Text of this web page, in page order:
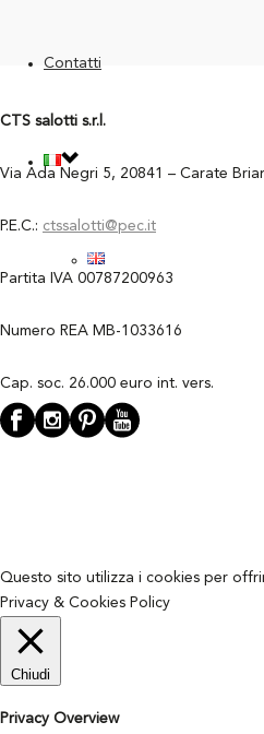
Contatti
CTS salotti s.r.l.
Via Ada Negri 5, 20841 – Carate
P.E.C.: ctssalotti@pec.it
Partita IVA 00787200963
Numero REA MB-1033616
Cap. soc. 26.000 euro int. vers.
Questo sito utilizza i cookies per
Privacy & Cookies Policy
Chiudi
Privacy Overview